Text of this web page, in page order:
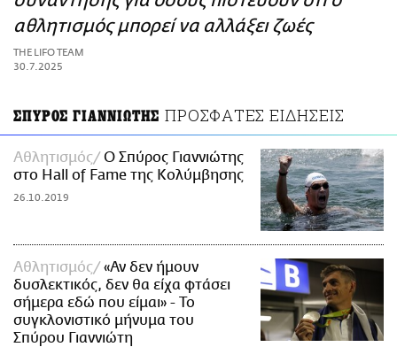
ΑΜΠΑ
PRINT
αθλητισμός μπορεί να αλλάξει ζωές
THE LIFO TEAM
30.7.2025
ΣΠΥΡΟΣ ΓΙΑΝΝΙΩΤΗΣ ΠΡΟΣΦΑΤΕΣ ΕΙΔΗΣΕΙΣ
Αθλητισμός
Ο Σπύρος Γιαννιώτης
στο Hall of Fame της Κολύμβησης
26.10.2019
Αθλητισμός
«Αν δεν ήμουν
δυσλεκτικός, δεν θα είχα φτάσει
σήμερα εδώ που είμαι» - Το
συγκλονιστικό μήνυμα του
Σπύρου Γιαννιώτη